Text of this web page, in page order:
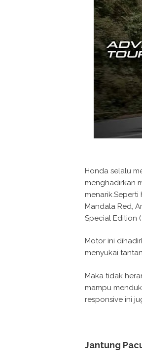
Honda selalu
menghadirkan
Mandala Red,
Special Edition (
Motor ini
menyukai
Maka tidak
mampu
responsive ini
Jantung